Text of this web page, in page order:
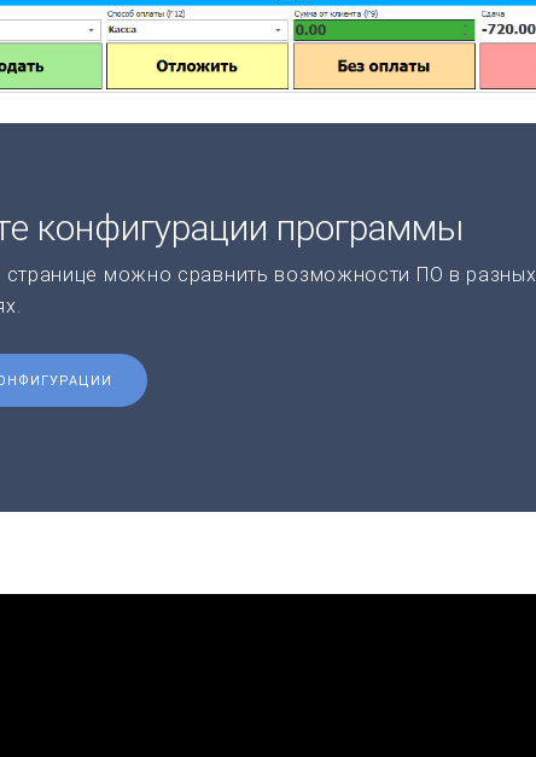
конфигурации программы
странице можно сравнить возможности ПО в разных